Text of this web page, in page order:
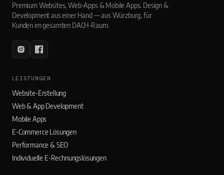
Premium Websites, Web-Apps & Mobile Apps. Design &
Development aus einer Hand — aus Würzburg, für
Kunden im gesamten DACH-Raum.
LEISTUNGEN
Website-Erstellung
Web & App Development
Mobile Apps
E-Commerce Lösungen
Performance & SEO
Individuelle E-Rechnungslösungen